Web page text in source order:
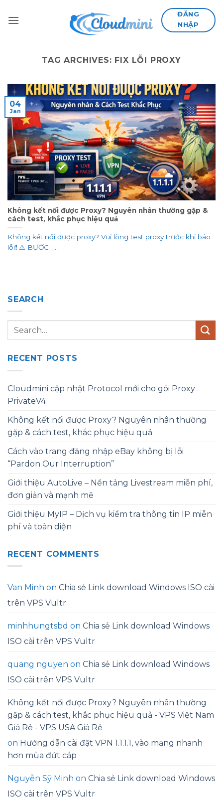
ĐĂNG
NHẬP
TAG ARCHIVES: FIX LỖI PROXY
Không kết nối được Proxy? Nguyên nhân thường gặp &
cách test, khắc phục hiệu quả
Không kết nối được proxy? Vui lòng test proxy trước khi báo
lỗi❗ ⚠️ BƯỚC [...]
04
Jan
SEARCH
RECENT POSTS
Cloudmini cập nhật Protocol mới cho gói Proxy
PrivateV4
Không kết nối được Proxy? Nguyên nhân thường
gặp & cách test, khắc phục hiệu quả
Cách vào trang đăng nhập eBay không bị lỗi
“Pardon Our Interruption”
Giới thiệu AutoLive – Nền tảng Livestream miễn phí,
đơn giản và mạnh mẽ
Giới thiệu MyIP – Dịch vụ kiểm tra thông tin IP miễn
phí và toàn diện
RECENT COMMENTS
Van Minh on Chia sẻ Link download Windows ISO cài
trên VPS Vultr
minhhungtsbd on Chia sẻ Link download Windows
ISO cài trên VPS Vultr
quang nguyen on Chia sẻ Link download Windows
ISO cài trên VPS Vultr
Không kết nối được Proxy? Nguyên nhân thường
gặp & cách test, khắc phục hiệu quả - VPS Việt Nam
Giá Rẻ - VPS USA Giá Rẻ
on Hướng dẫn cài đặt VPN 1.1.1.1, vào mạng nhanh
hơn mùa đứt cáp
Nguyễn Sỹ Minh on Chia sẻ Link download Windows
ISO cài trên VPS Vultr